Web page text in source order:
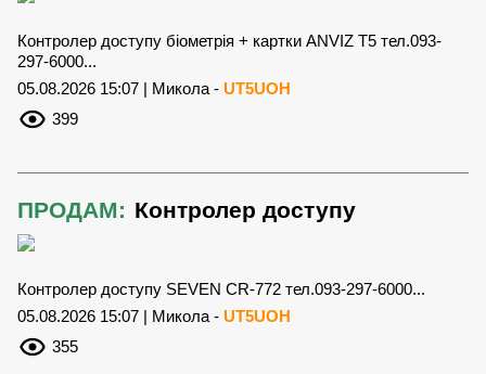
Контролер доступу біометрія + картки ANVIZ T5 тел.093-
297-6000...
05.08.2026 15:07 | Микола - UT5UOH
399
ПРОДАМ: Контролер доступу
Контролер доступу SEVEN CR-772 тел.093-297-6000...
05.08.2026 15:07 | Микола - UT5UOH
355